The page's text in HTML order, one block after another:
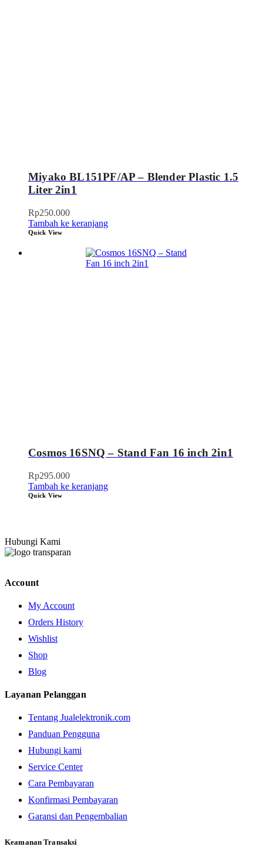
Miyako BL151PF/AP – Blender Plastic 1.5
Liter 2in1
Rp250.000
Tambah ke keranjang
Quick View
Cosmos 16SNQ – Stand Fan 16 inch 2in1
Rp295.000
Tambah ke keranjang
Quick View
Hubungi Kami
Account
My Account
Orders History
Wishlist
Shop
Blog
Layanan Pelanggan
Tentang Jualelektronik.com
Panduan Pengguna
Hubungi kami
Service Center
Cara Pembayaran
Konfirmasi Pembayaran
Garansi dan Pengembalian
Keamanan Transaksi